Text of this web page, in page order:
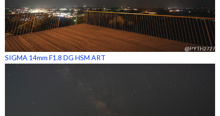
SIGMA 14mm F1.8 DG HSM ART